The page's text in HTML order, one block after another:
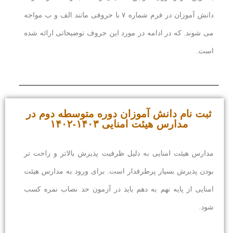
دانش آموزان در فرم شماره ۷ با حروفی مانند الف و ب مواجه
می شوند. که در ادامه در مورد این حروف توضیحاتی ارائه شده
است.
ثبت نام دانش آموزان دوره متوسطه دوم در
مدارس هیئت امنایی ۱۴۰۳-۱۴۰۲
مدارس هیئت امنایی به دلیل ظرفیت پذیرش بالاتر و راحت تر
بودن پذیرش بسیار پرطرفدار است. برای ورود به مدارس هیئت
امنایی از پایه نهم به دهم باید در آزمون حد نصاب نمره کسب
شود.